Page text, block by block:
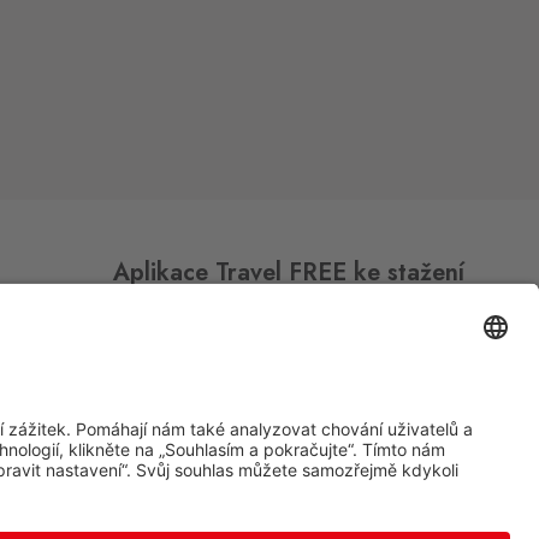
Aplikace Travel FREE ke stažení
Sledujte nás na sociálních sitích